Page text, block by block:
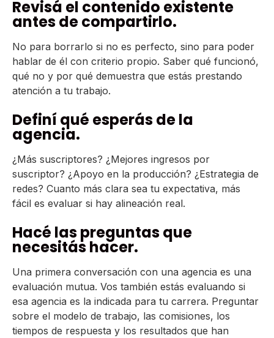
Revisá el contenido existente
antes de compartirlo.
No para borrarlo si no es perfecto, sino para poder
hablar de él con criterio propio. Saber qué funcionó,
qué no y por qué demuestra que estás prestando
atención a tu trabajo.
Definí qué esperás de la
agencia.
¿Más suscriptores? ¿Mejores ingresos por
suscriptor? ¿Apoyo en la producción? ¿Estrategia de
redes? Cuanto más clara sea tu expectativa, más
fácil es evaluar si hay alineación real.
Hacé las preguntas que
necesitás hacer.
Una primera conversación con una agencia es una
evaluación mutua. Vos también estás evaluando si
esa agencia es la indicada para tu carrera. Preguntar
sobre el modelo de trabajo, las comisiones, los
tiempos de respuesta y los resultados que han